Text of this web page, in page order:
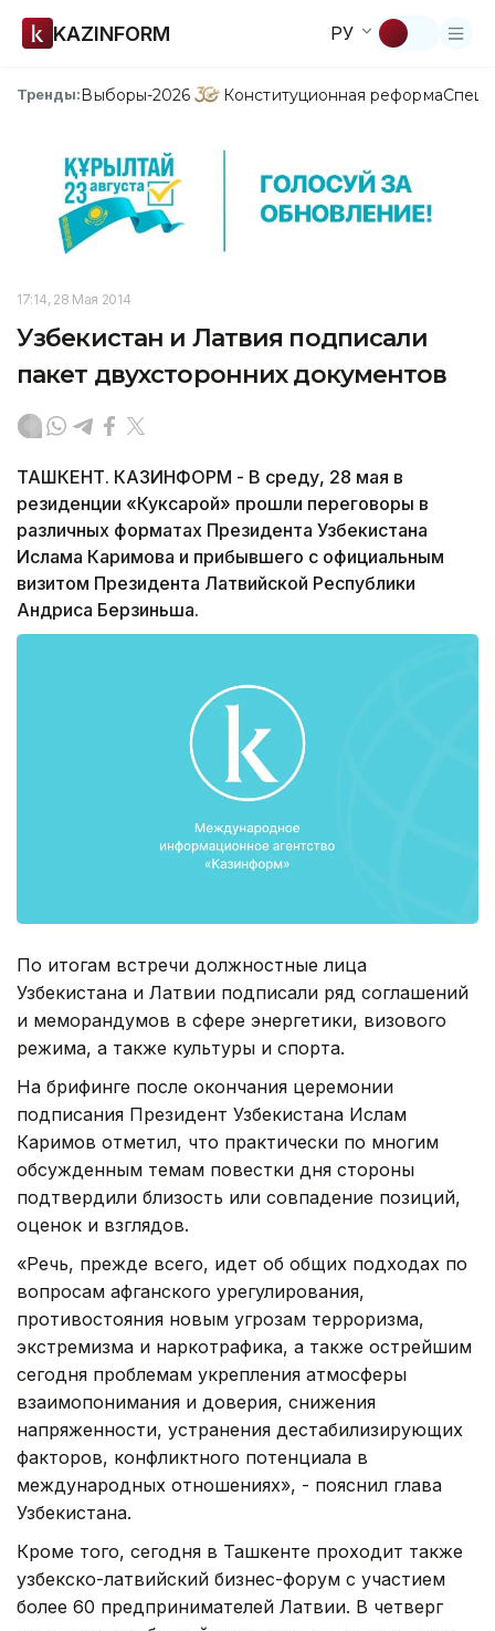
KAZINFORM РУ
Тренды:Выборы-2026 Конституционная реформа
17:14, 28 Мая 2014
Узбекистан и Латвия подписали
пакет двухсторонних документов
ТАШКЕНТ. КАЗИНФОРМ - В среду, 28 мая в
резиденции «Куксарой» прошли переговоры в
различных форматах Президента Узбекистана
Ислама Каримова и прибывшего с официальным
визитом Президента Латвийской Республики
Андриса Берзиньша.
По итогам встречи должностные лица
Узбекистана и Латвии подписали ряд соглашений
и меморандумов в сфере энергетики, визового
режима, а также культуры и спорта.
На брифинге после окончания церемонии
подписания Президент Узбекистана Ислам
Каримов отметил, что практически по многим
обсужденным темам повестки дня стороны
подтвердили близость или совпадение позиций,
оценок и взглядов.
«Речь, прежде всего, идет об общих подходах по
вопросам афганского урегулирования,
противостояния новым угрозам терроризма,
экстремизма и наркотрафика, а также острейшим
сегодня проблемам укрепления атмосферы
взаимопонимания и доверия, снижения
напряженности, устранения дестабилизирующих
факторов, конфликтного потенциала в
международных отношениях», - пояснил глава
Узбекистана.
Кроме того, сегодня в Ташкенте проходит также
узбекско-латвийский бизнес-форум с участием
более 60 предпринимателей Латвии. В четверг